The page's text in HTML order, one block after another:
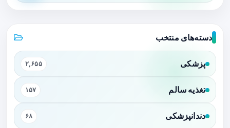
دسته‌های منتخب
پزشکی ۲,۶۵۵
تغذیه سالم ۱۵۷
دندانپزشکی ۶۸